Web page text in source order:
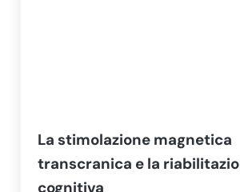
La stimolazione magnetica
transcranica e la
cognitiva